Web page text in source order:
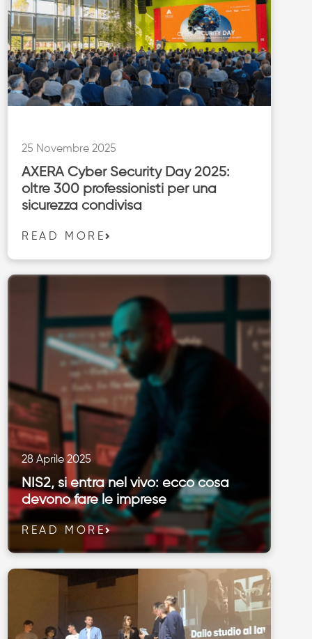
25 Novembre 2025
AXERA Cyber Security Day 2025:
oltre 300 professionisti per una
sicurezza condivisa
READ MORE
28 Aprile 2025
NIS2, si entra nel vivo: ecco cosa
devono fare le imprese
READ MORE